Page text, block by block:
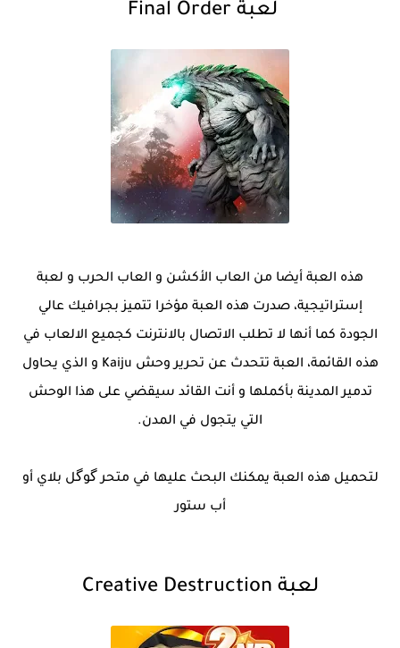
لعبة Final Order
هذه العبة أيضا من العاب الأكشن و العاب الحرب و لعبة
إستراتيجية، صدرت هذه العبة مؤخرا تتميز بجرافيك عالي
الجودة كما أنها لا تطلب الاتصال بالانترنت كجميع الالعاب في
هذه القائمة، العبة تتحدث عن تحرير وحش Kaiju و الذي يحاول
تدمير المدينة بأكملها و أنت القائد سيقضي على هذا الوحش
التي يتجول في المدن.
لتحميل هذه العبة يمكنك البحث عليها في متحر گوگل بلاي أو
أب ستور
لعبة Creative Destruction